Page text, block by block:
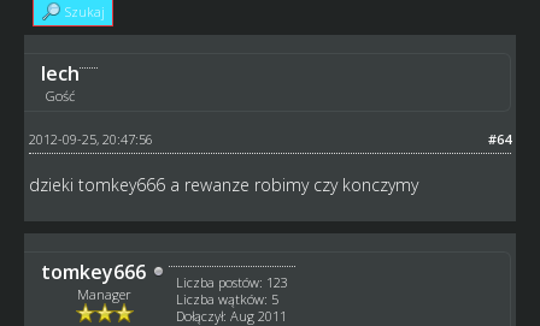
Szukaj
lech
Gość
#64
2012-09-25, 20:47:56
dzieki tomkey666 a rewanze robimy czy konczymy
tomkey666
Manager
Liczba postów: 123
Liczba wątków: 5
Dołączył: Aug 2011